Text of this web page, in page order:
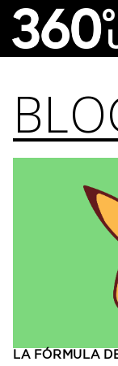
LA FÓRMULA